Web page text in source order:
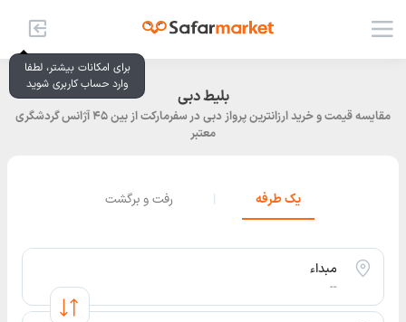
برای امکانات بیشتر، لطفا
وارد حساب کاربری شوید
بلیط دبی
مقایسه قیمت و خرید ارزانترین پرواز دبی در سفرمارکت از بین ۴۵ آژانس گردشگری
معتبر
یک طرفه | رفت و برگشت
مبداء
--